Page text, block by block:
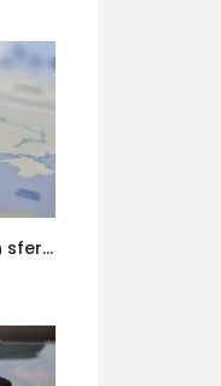
Germania generează aproape un sfert din economia Uniunii Europene, potrivit Eurostat. PIB-ul României ajunge la 380 de miliarde de euro